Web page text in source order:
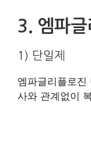
3. 엠파글
1) 단일제
엠파글리플로진
사와 관계없이